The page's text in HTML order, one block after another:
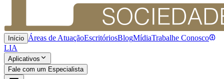
Início Áreas de AtuaçãoEscritóriosBlogMídiaTrabalhe Conosco
LIA
Aplicativos
Fale com um Especialista